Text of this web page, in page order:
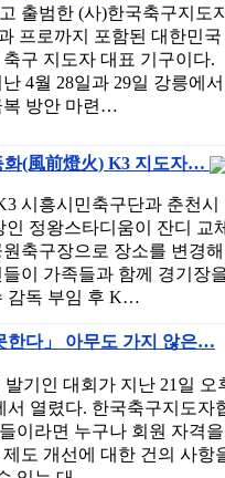
출범한 (사)한국축구지도
프로까지 포함된 대한민국
구 지도자 대표 기구이다.
4월 28일과 29일 강릉에서
복 방안 마련…
화(風前燈火) K3 지도자…
시흥시민축구단과 춘천시
정왕스타디움이 잔디 교체
축구장으로 장소를 변경해
이 가족들과 함께 경기장
감독 부임 후 K…
한다」 아무도 가지 않은…
기인 대회가 지난 21일 오
열렸다. 한국축구지도자
이라면 누구나 회원 자격을
도 개선에 대한 건의 사항